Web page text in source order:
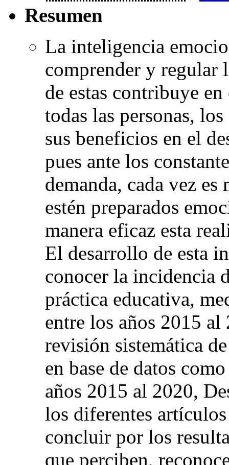
Resumen
La inteligencia
comprender y regular
de estas contribuye
todas las personas,
sus beneficios en el
pues ante los
demanda, cada vez
estén preparados
manera eficaz esta
El desarrollo de esta
conocer la incidencia
práctica educativa,
entre los años 2015
revisión sistemática
en base de datos
años 2015 al 2020,
los diferentes
concluir por los
que perciben,